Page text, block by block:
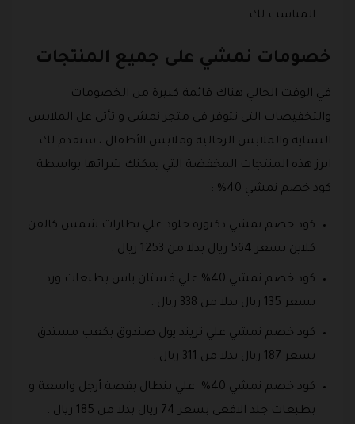
المناسب لك .
خصومات نمشي على جميع المنتجات
في الوقت الحالي هناك قائمة كبيرة من الخصومات
والتخفيضات التي تتوفر في متجر نمشي و تأتي عل الملابس
النساية والملابس الرجالية وملابس الأطفال ، سنقدم لك
ابرز هذه المنتجات المخفضة التي يمكنك شرائها بواسطة
كود خصم نمشي 40% :
كود خصم نمشي دكتورة خلود علي نظارات شمس كالفن
كلاين بسعر 564 ريال بدلا من 1253 ريال .
كود خصم نمشي 40% علي فستان ياس بطبعات ورد
بسعر 135 ريال بدلا من 338 ريال .
كود خصم نمشي علي تريند يول صندوق بكعب مستدق
بسعر 187 ريال بدلا من 311 ريال .
كود خصم نمشي 40% علي بنطال بقصة أرجل واسعة و
بطبعات جلد الافعى بسعر 74 ريال بدلا من 185 ريال .